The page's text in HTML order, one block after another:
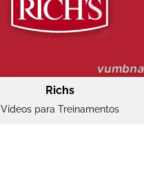
Richs
Vídeos para Treinamentos